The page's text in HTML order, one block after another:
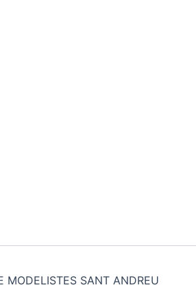
SANT ANDREU